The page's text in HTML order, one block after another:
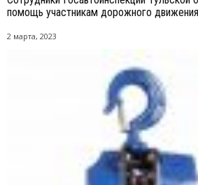
помощь участникам дорожного движения
2 марта, 2023